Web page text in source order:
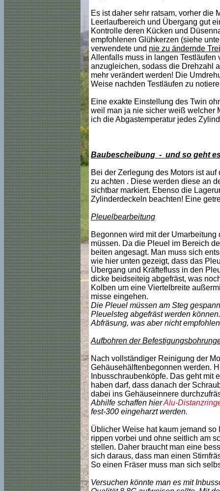
Es ist daher sehr ratsam, vorher die
Leerlaufbereich und Übergang gut
Kontrolle deren Kücken und
empfohlenen Glühkerzen (siehe
verwendete und nie zu ändernde
Allenfalls muss in langen
anzugleichen, sodass die Drehzahl
mehr verändert werden! Die
Weise nachden Testläufen zu
Eine exakte Einstellung des Twin
weil man ja nie sicher weiß welcher
ich die Abgastemperatur jedes
Baubescheibung - und so geht
Bei der Zerlegung des Motors ist
zu achten . Diese werden diese an
sichtbar markiert. Ebenso die
Zylinderdeckeln beachten! Eine
Pleuelbearbeitung
Begonnen wird mit der
müssen. Da die Pleuel im Bereich
beiten angesagt. Man muss sich
wie hier unten gezeigt, dass das
Übergang und Kräftefluss in den
dicke beidseiteig abgefräst, was
Kolben um eine Viertelbreite
misse eingehen.
Die Pleuel müssen am Steg
Pleuelsteg abgefräst werden
Abfräsung, was aber nicht
Aufbohren der
Nach vollständiger Reinigung der
Gehäusehälftenbegonnen werden.
Inbusschraubenköpfe. Das geht mit
haben darf, dass danach der
dabei ins Gehäuseinnere
Abhilfe schaffen hierAlu-
fest-300 eingeharzt werden.
Üblicher Weise hat kaum jemand
rippen vorbei und ohne seitlich am
stellen. Daher braucht man eine
sich daraus, dass man einen
So einen Fräser muss man sich
Versuchen könnte man es mit